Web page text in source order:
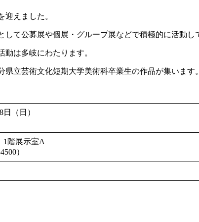
えました。
て公募展や個展・グループ展などで積極的に活動し
は多岐にわたります。
立芸術文化短期大学美術科卒業生の作品が集います。
（日）
1階展示室A
）